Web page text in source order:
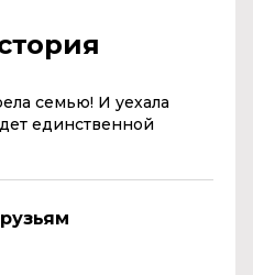
семью! И уехала
единственной